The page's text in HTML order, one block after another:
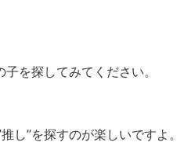
を探してみてください。
し”を探すのが楽しいですよ。